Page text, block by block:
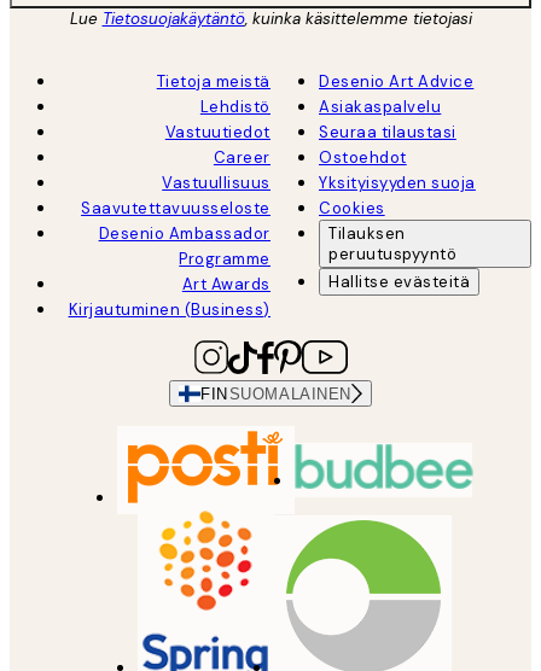
Lue Tietosuojakäytäntö, kuinka käsittelemme tietojasi
Tietoja meistä
Lehdistö
Vastuutiedot
Career
Vastuullisuus
Saavutettavuusseloste
Desenio Ambassador
Programme
Art Awards
Kirjautuminen (Business)
Desenio Art Advice
Asiakaspalvelu
Seuraa tilaustasi
Ostoehdot
Yksityisyyden suoja
Cookies
Tilauksen
peruutuspyyntö
Hallitse evästeitä
FIN SUOMALAINEN